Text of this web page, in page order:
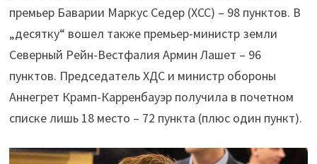
премьер Баварии Маркус Седер (ХСС) – 98 пунктов. В
„десятку“ вошел также премьер-министр земли
Северный Рейн-Вестфалия Армин Лашет – 96
пунктов. Председатель ХДС и министр обороны
Аннегрет Крамп-Карренбауэр получила в почетном
списке лишь 18 место – 72 пункта (плюс один пункт).